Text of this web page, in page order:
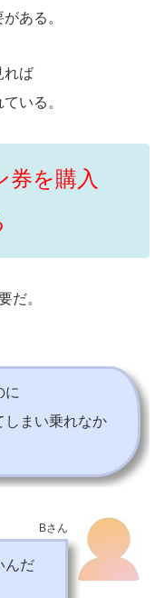
ある。
れば
いる。
券を購入
だ。
に
しまい乗れなか
Bさん
んだ